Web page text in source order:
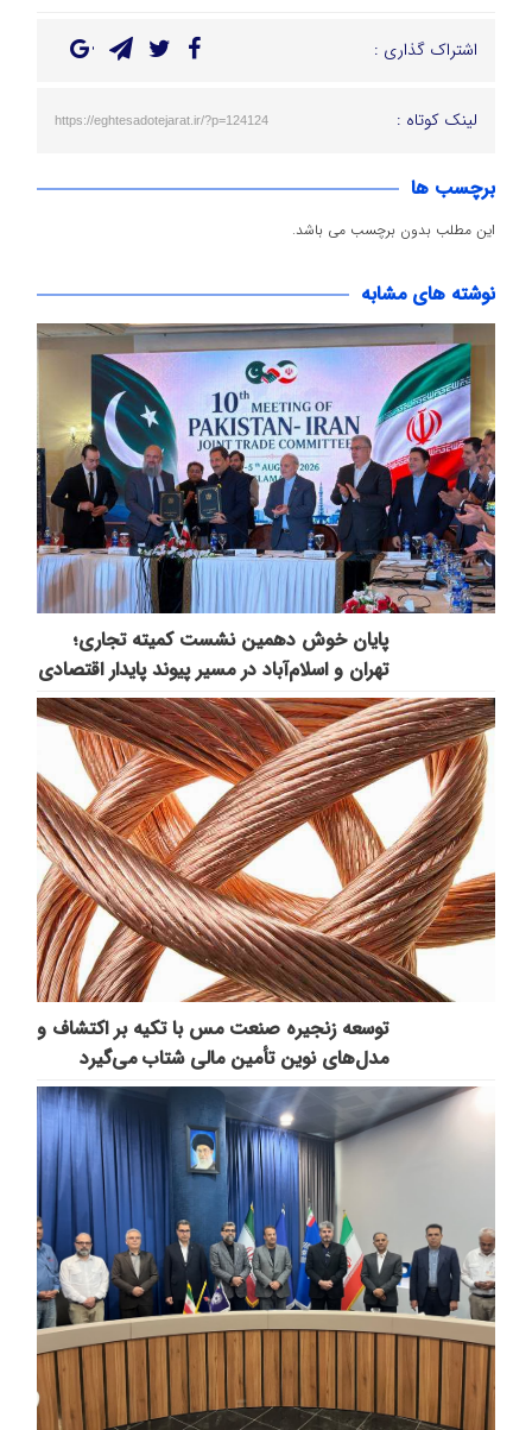
اشتراک گذاری :
لینک کوتاه : https://eghtesadotejarat.ir/?p=124124
برچسب ها
این مطلب بدون برچسب می باشد.
نوشته های مشابه
پایان خوش دهمین نشست کمیته تجاری؛
تهران و اسلام‌آباد در مسیر پیوند پایدار اقتصادی
توسعه زنجیره صنعت مس با تکیه بر اکتشاف و
مدل‌های نوین تأمین مالی شتاب می‌گیرد